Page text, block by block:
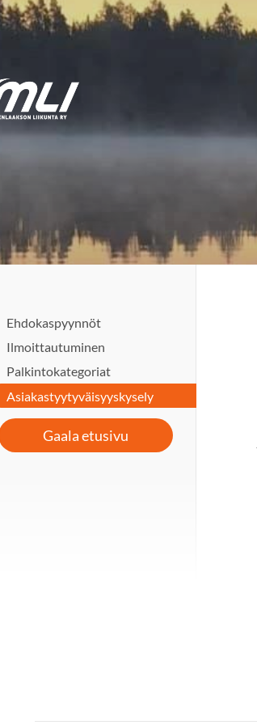
logo
Ehdokaspyynnöt
Ilmoittautuminen
Palkintokategoriat
Asiakastyytyväisyyskysely
Gaala etusivu